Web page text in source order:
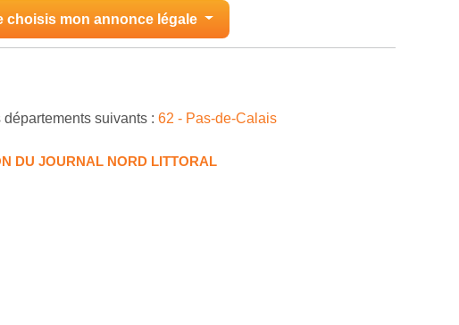
choisis mon annonce légale
suivants : 62 - Pas-de-Calais
DU JOURNAL NORD LITTORAL